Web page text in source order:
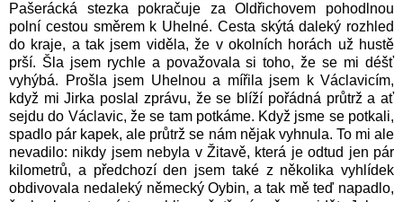
Pašerácká stezka pokračuje za Oldřichovem pohodlnou
polní cestou směrem k Uhelné. Cesta skýtá daleký rozhled
do kraje, a tak jsem viděla, že v okolních horách už hustě
prší. Šla jsem rychle a považovala si toho, že se mi déšť
vyhýbá. Prošla jsem Uhelnou a mířila jsem k Václavicím,
když mi Jirka poslal zprávu, že se blíží pořádná průtrž a ať
sejdu do Václavic, že se tam potkáme. Když jsme se potkali,
spadlo pár kapek, ale průtrž se nám nějak vyhnula. To mi ale
nevadilo: nikdy jsem nebyla v Žitavě, která je odtud jen pár
kilometrů, a předchozí den jsem také z několika vyhlídek
obdivovala nedaleký německý Oybin, a tak mě teď napadlo,